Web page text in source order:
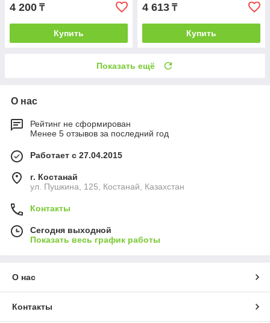
4 200 ₸
Купить
4 613 ₸
Купить
Показать ещё
О нас
Рейтинг не сформирован
Менее 5 отзывов за последний год
Работает с 27.04.2015
г. Костанай
ул. Пушкина, 125, Костанай, Казахстан
Контакты
Сегодня выходной
Показать весь график работы
О нас
Контакты